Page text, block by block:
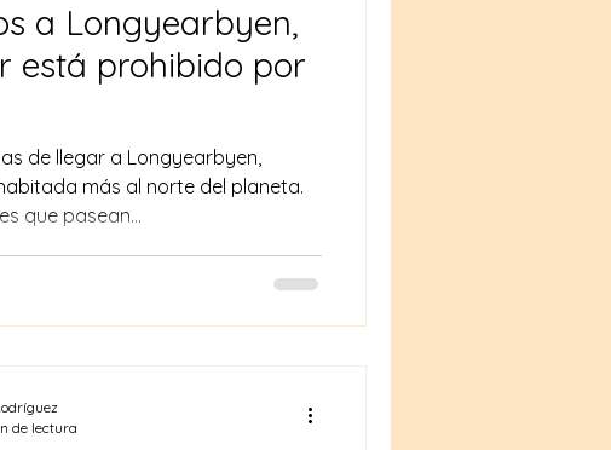
a Longyearbyen,
está prohibido por
de llegar a Longyearbyen,
más al norte del planeta.
que pasean...
de lectura